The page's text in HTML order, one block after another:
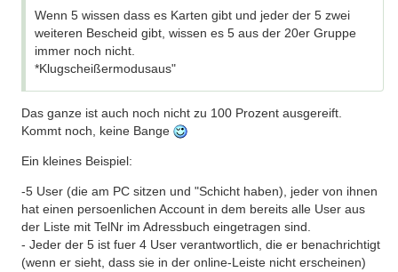
Wenn 5 wissen dass es Karten gibt und jeder der 5 zwei
weiteren Bescheid gibt, wissen es 5 aus der 20er Gruppe
immer noch nicht.
*Klugscheißermodusaus"
Das ganze ist auch noch nicht zu 100 Prozent ausgereift.
Kommt noch, keine Bange
Ein kleines Beispiel:
-5 User (die am PC sitzen und "Schicht haben), jeder von ihnen
hat einen persoenlichen Account in dem bereits alle User aus
der Liste mit TelNr im Adressbuch eingetragen sind.
- Jeder der 5 ist fuer 4 User verantwortlich, die er benachrichtigt
(wenn er sieht, dass sie in der online-Leiste nicht erscheinen)